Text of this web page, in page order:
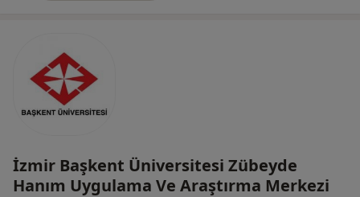
İzmir Başkent Üniversitesi Zübeyde
Hanım Uygulama Ve Araştırma Merkezi